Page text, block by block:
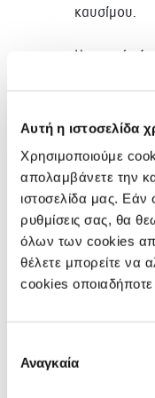
Αυτή η ιστοσελίδα
Χρησιμοποιούμε
απολαμβάνετε την
ιστοσελίδα μας. Εάν
ρυθμίσεις σας, θα
όλων των cookies
θέλετε μπορείτε να
cookies οποιαδήποτε
συγκατάθεσης
Αναγκαία
καυσίμου.
Η σωστή
καυσίμου
Η χρήση
καυσίμου.
Η μόνιμη
αυξάνει
Η μεταφορά